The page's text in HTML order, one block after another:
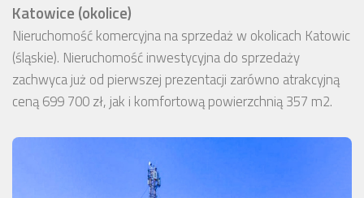
Katowice (okolice)
Nieruchomość komercyjna na sprzedaż w okolicach Katowic
(śląskie). Nieruchomość inwestycyjna do sprzedaży
zachwyca już od pierwszej prezentacji zarówno atrakcyjną
ceną 699 700 zł, jak i komfortową powierzchnią 357 m2.